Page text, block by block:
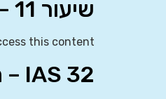
שיעור 11 – הכרת התקינה הבינלאומית
this content
IAS 32 – תרגול מכשירים פיננסיים: הצגה